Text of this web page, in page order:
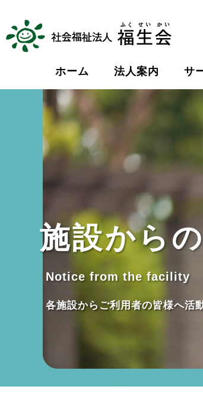
ホーム 法人案内 サ
施設から
Notice from the facility
各施設からご利用者の皆様へ活